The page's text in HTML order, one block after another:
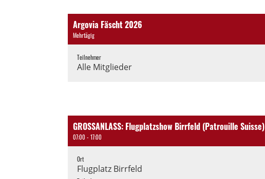
Argovia Fäscht 2026
Mehrtägig
Teilnehmer
Alle Mitglieder
GROSSANLASS: Flugplatzshow Birrfeld (Patrouille Suisse)
07:00 - 17:00
Ort
Flugplatz Birrfeld